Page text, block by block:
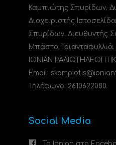
Καμπιώτης Σπυρίδων.
Διαχειριστής
Σπυρίδων. Διευθυντής
Μπάστα Τριανταφυλλιά.
ΙΟΝΙΑΝ
Email:
Τηλέφωνο: 2610622080.
Social Media